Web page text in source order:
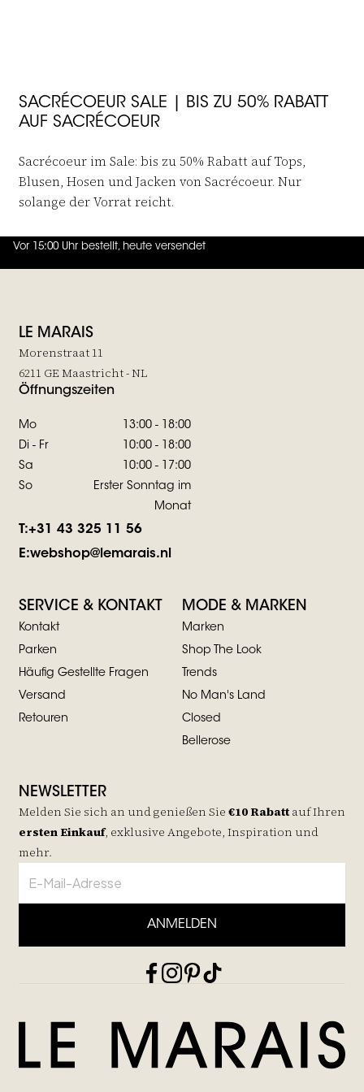
SACRÉCOEUR SALE | BIS ZU 50% RABATT
AUF SACRÉCOEUR
Sacrécoeur im Sale: bis zu 50% Rabatt auf Tops,
Blusen, Hosen und Jacken von Sacrécoeur. Nur
solange der Vorrat reicht.
Vor 15:00 Uhr bestellt, heute versendet
4.7 von5 (130 Bewertungen
LE MARAIS
Morenstraat 11
6211 GE Maastricht - NL
Öffnungszeiten
Mo
13:00 - 18:00
Di - Fr
10:00 - 18:00
Sa
10:00 - 17:00
So
Erster Sonntag im
Monat
T:+31 43 325 11 56
E:webshop@lemarais.nl
SERVICE & KONTAKT
Kontakt
Parken
Häufig Gestellte Fragen
Versand
Retouren
MODE & MARKEN
Marken
Shop The Look
Trends
No Man's Land
Closed
Bellerose
NEWSLETTER
Melden Sie sich an und genießen Sie €10 Rabatt aufIhren
ersten Einkauf, exklusive Angebote, Inspiration und
mehr.
ANMELDEN